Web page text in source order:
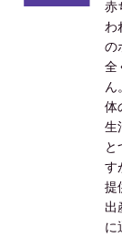
赤
わ
の
全
ん
体
生
と
す
提
出
に